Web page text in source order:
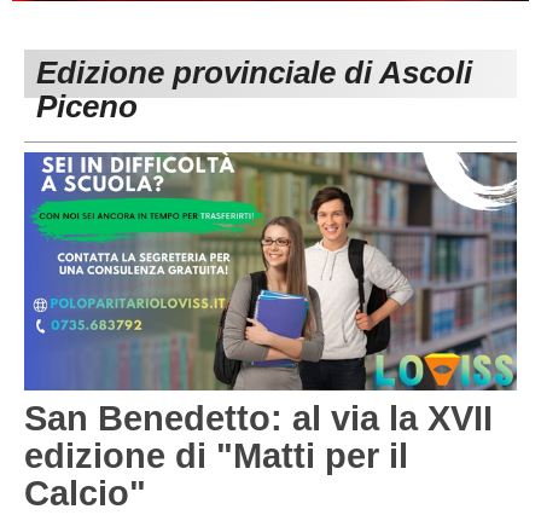
Carica la tua Rosa
1^ CATEGORIA
3^ CATEGORIA
GIOVANILI
Edizione provinciale di Ascoli
Piceno
San Benedetto: al via la XVII
edizione di "Matti per il
Calcio"